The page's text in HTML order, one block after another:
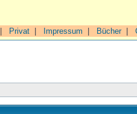
Privat Impressum Bücher|